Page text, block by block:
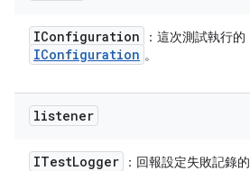
IConfiguration ：這次測試執行的
IConfiguration 。
listener
ITestLogger ：回報設定失敗記錄的